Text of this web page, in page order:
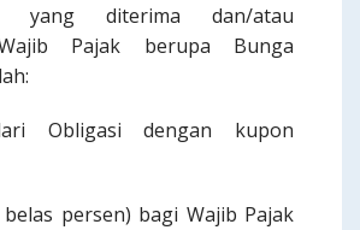
yang diterima dan/atau
Pajak berupa Bunga
Obligasi dengan kupon
belas persen) bagi Wajib Pajak